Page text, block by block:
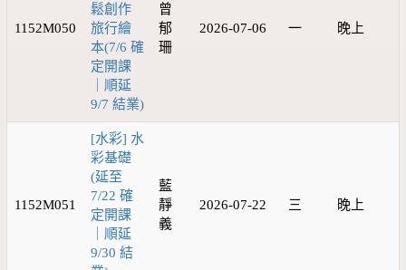
1152M050
鬆創作
旅行繪
本(7/6 確
定開課
｜順延
9/7 結業)
曾
郁
珊
2026-07-06 一 晚上
1152M051
[水彩] 水
彩基礎
(延至
7/22 確
定開課
｜順延
9/30 結
藍
靜
義
2026-07-22 三 晚上